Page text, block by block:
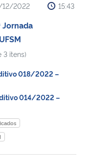
2022 15:43
3 itens)
018/2022 –
014/2022 –